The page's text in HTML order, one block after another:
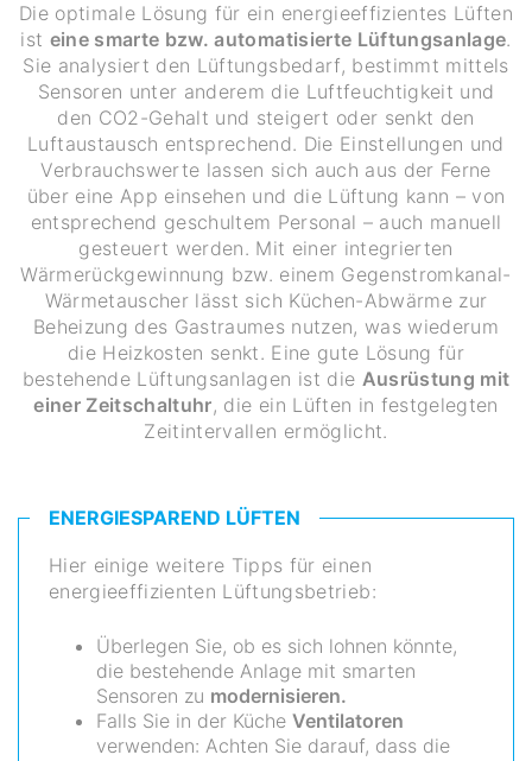
Die optimale Lösung für ein energieeffizientes Lüften
ist eine smarte bzw. automatisierte Lüftungsanlage.
Sie analysiert den Lüftungsbedarf, bestimmt mittels
Sensoren unter anderem die Luftfeuchtigkeit und
den CO2-Gehalt und steigert oder senkt den
Luftaustausch entsprechend. Die Einstellungen und
Verbrauchswerte lassen sich auch aus der Ferne
über eine App einsehen und die Lüftung kann – von
entsprechend geschultem Personal – auch manuell
gesteuert werden. Mit einer integrierten
Wärmerückgewinnung bzw. einem Gegenstromkanal-
Wärmetauscher lässt sich Küchen-Abwärme zur
Beheizung des Gastraumes nutzen, was wiederum
die Heizkosten senkt. Eine gute Lösung für
bestehende Lüftungsanlagen ist die Ausrüstung mit
einer Zeitschaltuhr, die ein Lüften in festgelegten
Zeitintervallen ermöglicht.
ENERGIESPAREND LÜFTEN
Hier einige weitere Tipps für einen
energieeffizienten Lüftungsbetrieb:
Überlegen Sie, ob es sich lohnen könnte,
die bestehende Anlage mit smarten
Sensoren zu modernisieren.
Falls Sie in der Küche Ventilatoren
verwenden: Achten Sie darauf, dass die